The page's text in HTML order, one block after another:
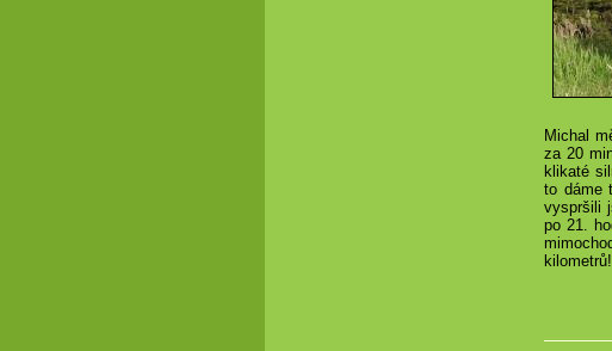
Michal
za 20
klikaté
to dáme
vyspršili
po 21.
kilometrů!